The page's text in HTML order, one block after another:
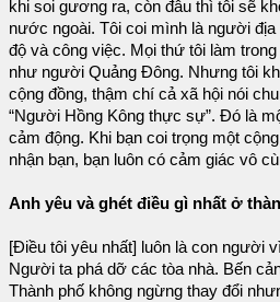
khi soi gương ra, còn đâu thì tôi sẽ
nước ngoài. Tôi coi mình là người
độ và công việc. Mọi thứ tôi làm
như người Quảng Đông. Nhưng tôi
cộng đồng, thậm chí cả xã hội nói
“Người Hồng Kông thực sự”. Đó là
cảm động. Khi bạn coi trọng một
nhận bạn, bạn luôn có cảm giác vô
Anh yêu và ghét điều gì nhất ở
[Điều tôi yêu nhất] luôn là con người
Người ta phá dỡ các tòa nhà. Bến
Thành phố không ngừng thay đổi